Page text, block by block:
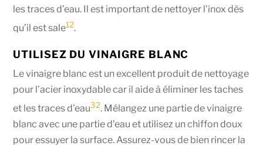
les traces d’eau. Il est important de nettoyer l’inox dès
qu’il est sale12.
UTILISEZ DU VINAIGRE BLANC
Le vinaigre blanc est un excellent produit de nettoyage
pour l’acier inoxydable car il aide à éliminer les taches
et les traces d’eau32. Mélangez une partie de vinaigre
blanc avec une partie d’eau et utilisez un chiffon doux
pour essuyer la surface. Assurez-vous de bien rincer la